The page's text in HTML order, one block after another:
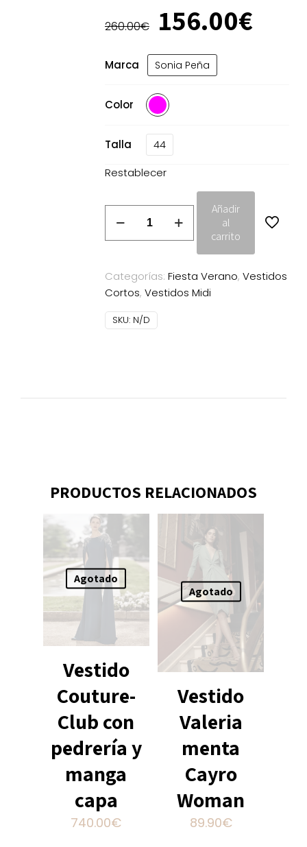
260.00€ El
precio
original
era:
260.00€.
156.00€El
Marca Sonia Peña
Color
Talla 44
Restablecer
corto
Sonia
fucsia
cantidad
Añadir
al
carrito
Categorías: Fiesta Verano, Vestidos
Cortos, Vestidos Midi
SKU: N/D
PRODUCTOS RELACIONADOS
Agotado
Vestido
Couture-
Club con
pedrería y
manga
capa
740.00€
Agotado
Vestido
Valeria
menta
Cayro
Woman
89.90€